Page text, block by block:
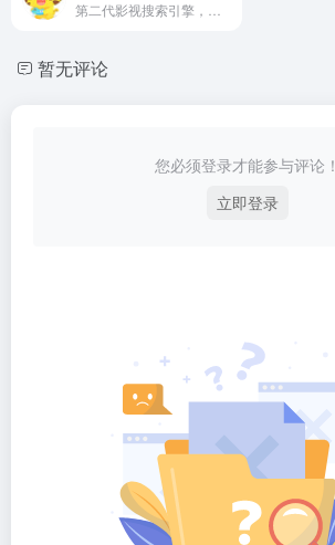
暂无评论
您必须登录才能参与评论！
立即登录